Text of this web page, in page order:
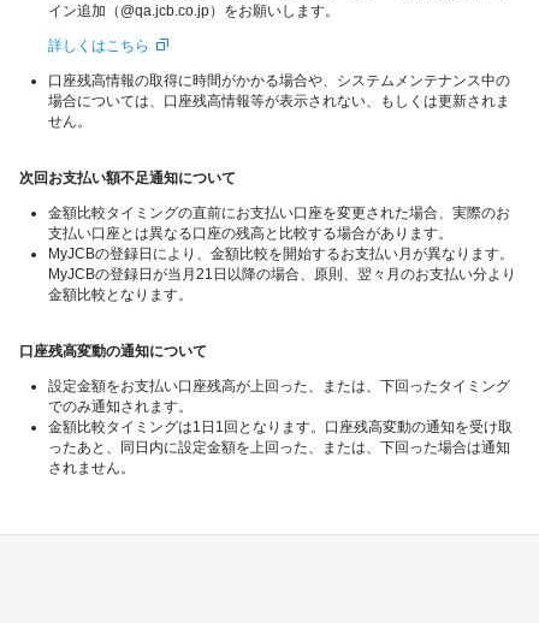
イン追加（@qa.jcb.co.jp）をお願いします。
詳しくはこちら
口座残高情報の取得に時間がかかる場合や、システムメンテナンス中の
場合については、口座残高情報等が表示されない、もしくは更新されま
せん。
次回お支払い額不足通知について
金額比較タイミングの直前にお支払い口座を変更された場合、実際のお
支払い口座とは異なる口座の残高と比較する場合があります。
MyJCBの登録日により、金額比較を開始するお支払い月が異なります。
MyJCBの登録日が当月21日以降の場合、原則、翌々月のお支払い分より
金額比較となります。
口座残高変動の通知について
設定金額をお支払い口座残高が上回った、または、下回ったタイミング
でのみ通知されます。
金額比較タイミングは1日1回となります。口座残高変動の通知を受け取
ったあと、同日内に設定金額を上回った、または、下回った場合は通知
されません。